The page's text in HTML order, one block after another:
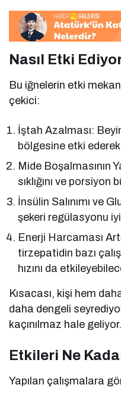
Nasıl Etki
Bu iğnelerin etki
çekici:
İştah Azalması:
bölgesine etki ederek
Mide Boşalmasının
sıklığını ve porsiyon
İnsülin Salınımı ve
şekeri regülasyonu
Enerji Harcaması
tirzepatidin bazı
hızını da
Kısacası, kişi hem
daha dengeli
kaçınılmaz hale geliyor.
Etkileri Ne
Yapılan çalışmalara